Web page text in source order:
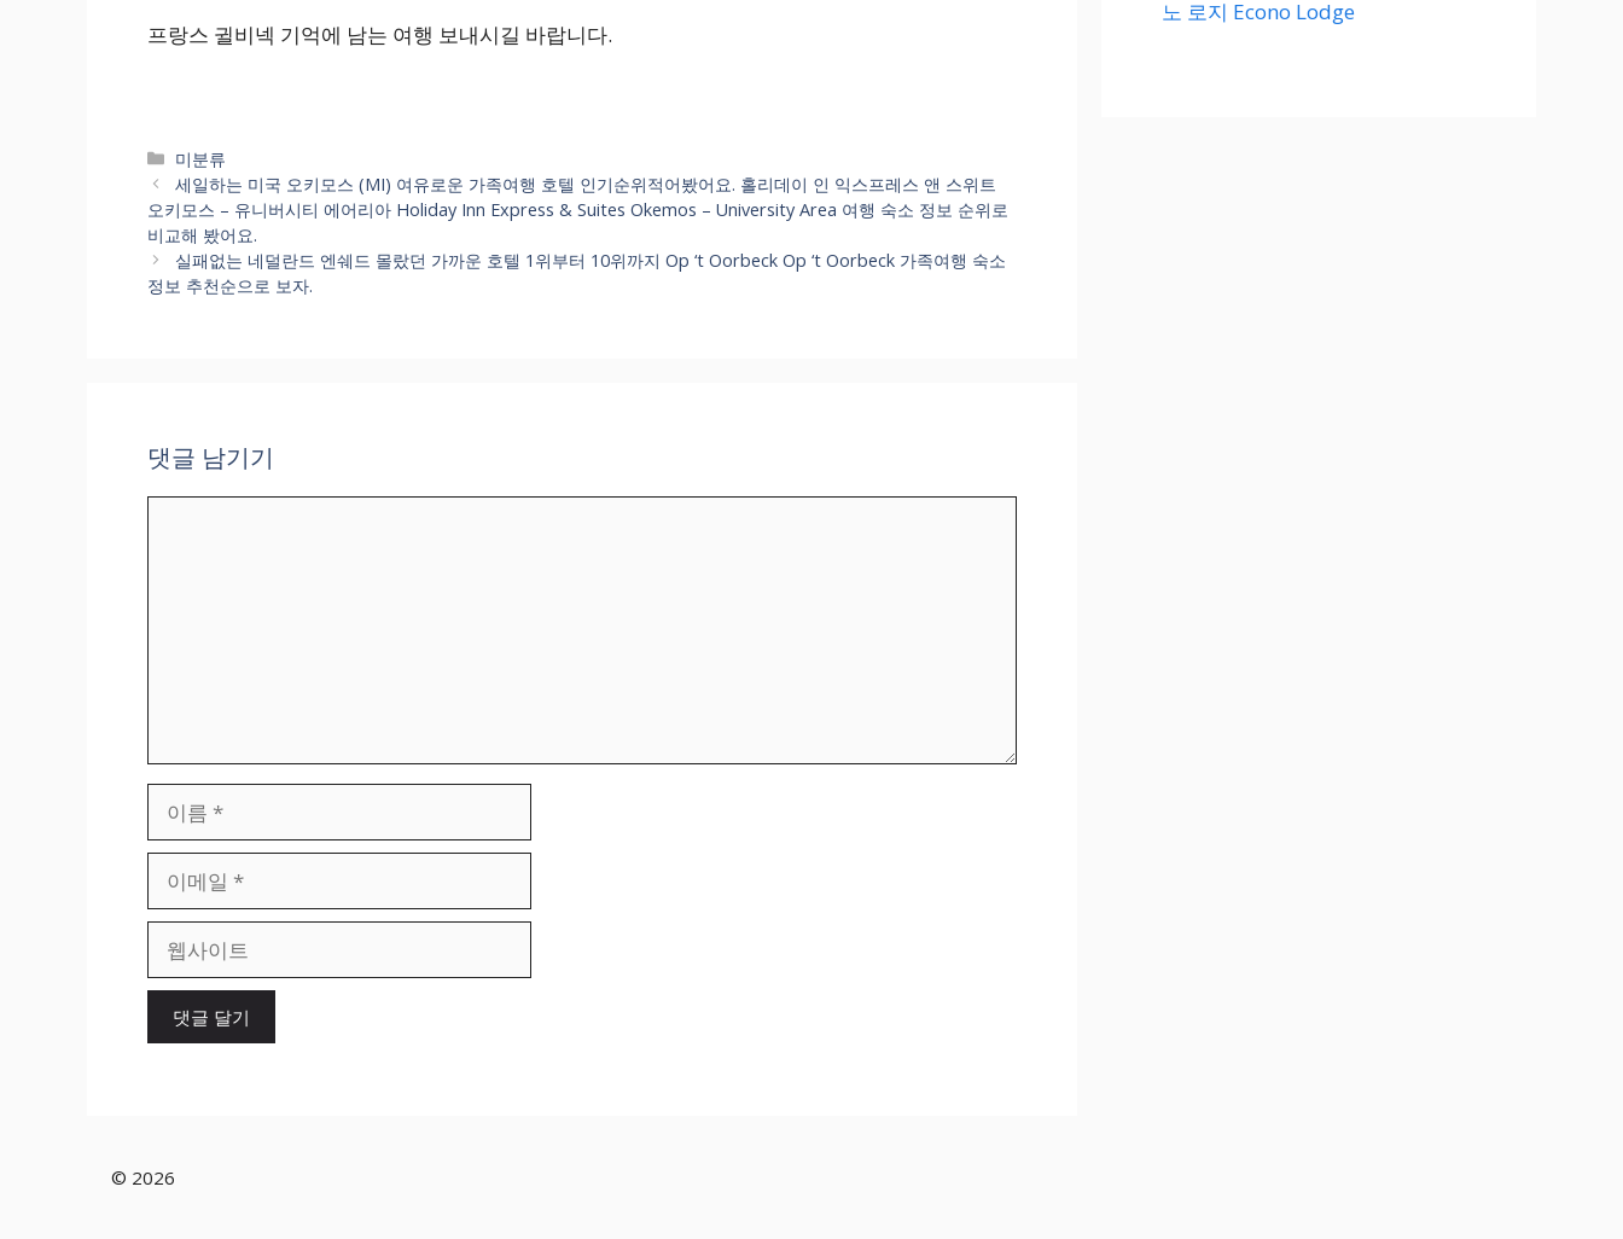
프랑스 귈비넥 기억에 남는 여행 보내시길 바랍니다.
카
테
고
리
미분류
세일하는 미국 오키모스 (MI) 여유로운 가족여행 호텔 인기순위적어봤어요. 홀리데이 인 익스프레스 앤 스위트
오키모스 – 유니버시티 에어리아 Holiday Inn Express & Suites Okemos – University Area 여행 숙소 정보 순위로
비교해 봤어요.
실패없는 네덜란드 엔쉐드 몰랐던 가까운 호텔 1위부터 10위까지 Op ‘t Oorbeck Op ‘t Oorbeck 가족여행 숙소
정보 추천순으로 보자.
댓글 남기기
일
이
노 로지 Econo Lodge
© 2026